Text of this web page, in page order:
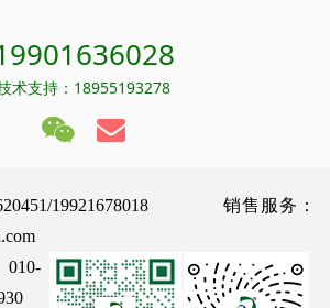
术支持：18955193278
19921678018 销售服务：